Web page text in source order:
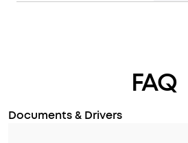
FAQ
Documents & Drivers